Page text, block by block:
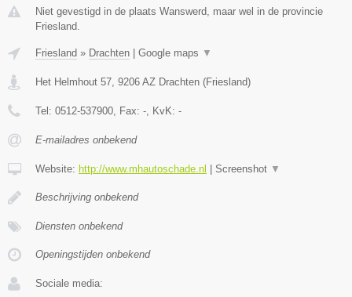
Niet gevestigd in de plaats Wanswerd, maar wel in de provincie
Friesland.
Friesland » Drachten | Google maps ▼
Het Helmhout 57 9206 AZ Drachten (Friesland)
Tel: 0512-537900 , Fax: - , KvK: -
E-mailadres onbekend
Website: http://www.mhautoschade.nl | Screenshot ▼
Beschrijving onbekend
Diensten onbekend
Openingstijden onbekend
Sociale media: